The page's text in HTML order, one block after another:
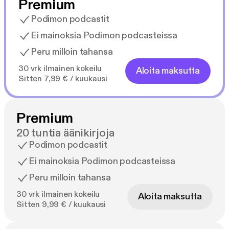
Premium
Podimon podcastit
Ei mainoksia Podimon podcasteissa
Peru milloin tahansa
30 vrk ilmainen kokeilu
Sitten 7,99 € / kuukausi
Aloita maksutta
Premium
20 tuntia äänikirjoja
Podimon podcastit
Ei mainoksia Podimon podcasteissa
Peru milloin tahansa
30 vrk ilmainen kokeilu
Sitten 9,99 € / kuukausi
Aloita maksutta